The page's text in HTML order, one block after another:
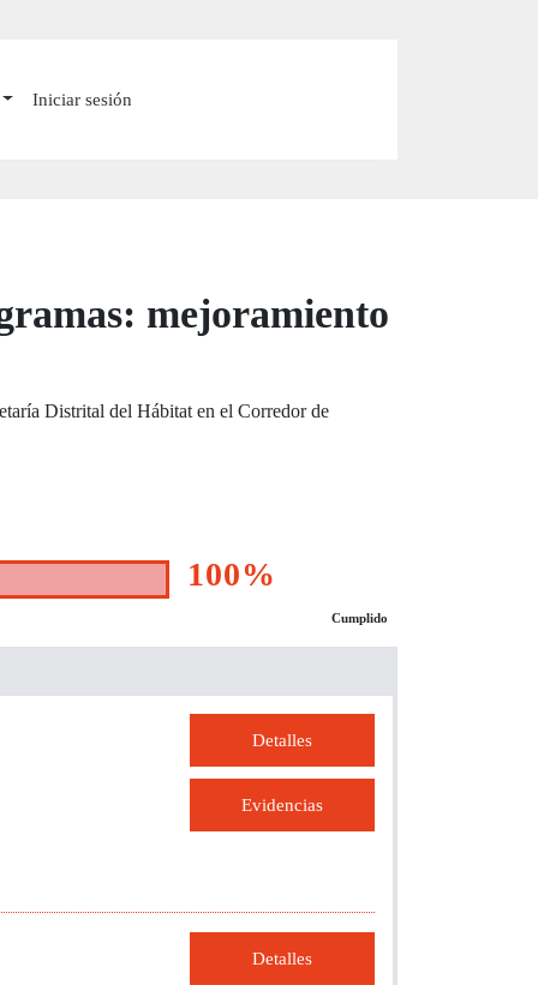
Iniciar sesión
mejoramiento
Distrital del Hábitat en el Corredor de
100%
Cumplido
Detalles
Evidencias
Detalles